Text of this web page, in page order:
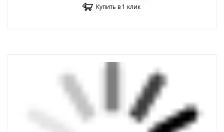
Купить в 1 клик